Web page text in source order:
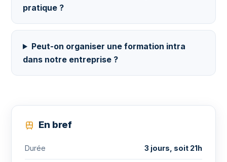
pratique ?
Peut-on organiser une formation intra
dans notre entreprise ?
En bref
Durée 3 jours, soit 21h